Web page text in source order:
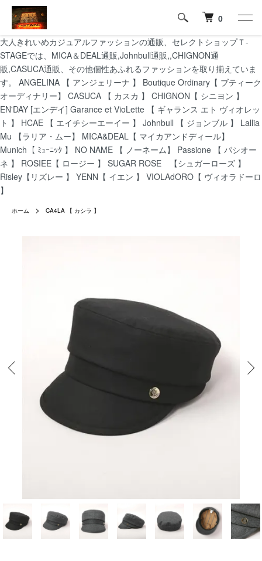
大人きれいめカジュアルファッションの通販、セレクトショップＴ-
STAGEでは、MICA＆DEAL通販,Johnbull通販,,CHIGNON通
販,CASUCA通販、その他個性あふれるファッションを取り揃えていま
す。 ANGELINA 【 アンジェリーナ 】 Boutique Ordinary【 ブティーク
オーディナリー】 CASUCA 【 カスカ 】 CHIGNON【 シニヨン 】
EN'DAY [エンデイ] Garance et VioLette 【 ギャランス エト ヴィオレッ
ト 】 HCAE 【 エイチシーエーイー 】 Johnbull 【 ジョンブル 】 Lallia
Mu 【ラリア・ムー】 MICA&DEAL【 マイカアンドディール】
Munich【 ﾐｭｰﾆｯｸ 】 NO NAME 【 ノーネーム】 Passione 【 パシオー
ネ 】 ROSIEE【 ロージー 】 SUGAR ROSE 【シュガーローズ 】
Risley【リズレー 】 YENN【 イエン 】 VIOLAdORO【 ヴィオラドーロ
】
0
ホーム CA4LA 【 カシラ 】